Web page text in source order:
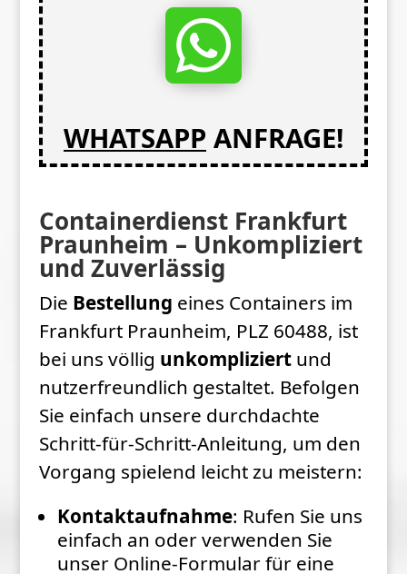

WHATSAPP ANFRAGE!
Containerdienst Frankfurt
Praunheim – Unkompliziert
und Zuverlässig
Die Bestellung eines Containers im
Frankfurt Praunheim, PLZ 60488, ist
bei uns völlig unkompliziertund
nutzerfreundlich gestaltet. Befolgen
Sie einfach unsere durchdachte
Schritt-für-Schritt-Anleitung, um den
Vorgang spielend leicht zu meistern:
Kontaktaufnahme: Rufen Sie uns
einfach an oder verwenden Sie
unser Online-Formular für eine